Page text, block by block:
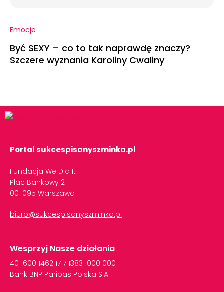
Emocje
Być SEXY – co to tak naprawdę znaczy?
Szczere wyznania Karoliny Cwaliny
Portal sukcespisanyszminka.pl
Fundacja We Did It
Plac Bankowy 2
00-095 Warszawa
biuro@sukcespisanyszminka.pl
Wesprzyj Nasze działania
40 1600 1462 1717 1383 1000 0001
Bank BNP Paribas Polska S.A.